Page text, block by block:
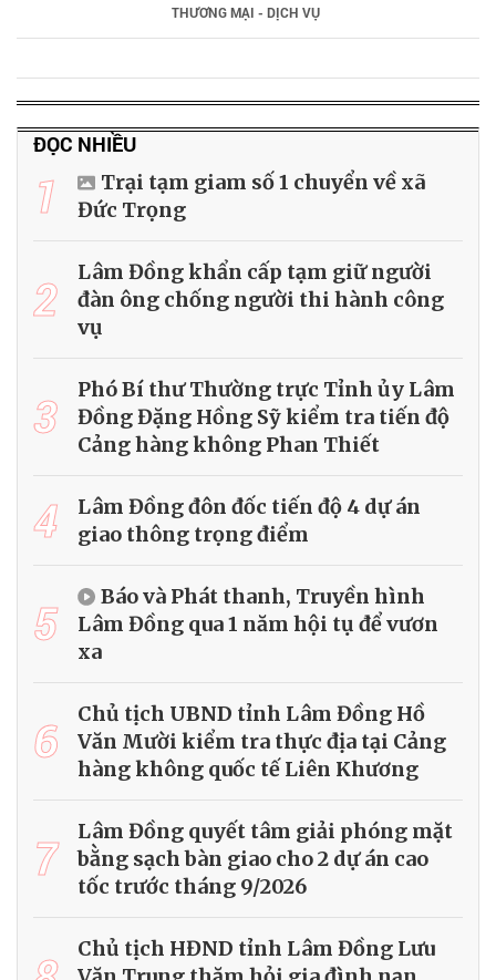
THƯƠNG MẠI - DỊCH VỤ
ĐỌC NHIỀU
1
Trại tạm giam số 1 chuyển về xã
Đức Trọng
2
Lâm Đồng khẩn cấp tạm giữ người
đàn ông chống người thi hành công
vụ
3
Phó Bí thư Thường trực Tỉnh ủy Lâm
Đồng Đặng Hồng Sỹ kiểm tra tiến độ
Cảng hàng không Phan Thiết
4
Lâm Đồng đôn đốc tiến độ 4 dự án
giao thông trọng điểm
5
Báo và Phát thanh, Truyền hình
Lâm Đồng qua 1 năm hội tụ để vươn
xa
6
Chủ tịch UBND tỉnh Lâm Đồng Hồ
Văn Mười kiểm tra thực địa tại Cảng
hàng không quốc tế Liên Khương
7
Lâm Đồng quyết tâm giải phóng mặt
bằng sạch bàn giao cho 2 dự án cao
tốc trước tháng 9/2026
Chủ tịch HĐND tỉnh Lâm Đồng Lưu